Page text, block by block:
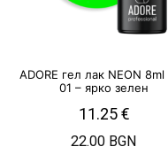
ADORE гел лак NEON
01 – ярко зелен
11.25€
22.00 BGN